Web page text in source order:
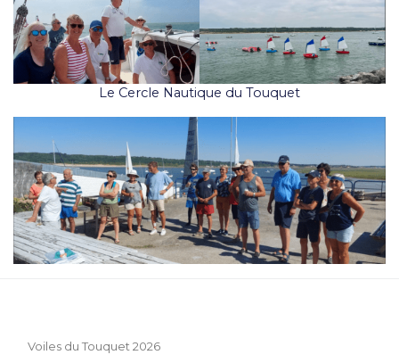
Le Cercle Nautique du Touquet
Voiles du Touquet 2026